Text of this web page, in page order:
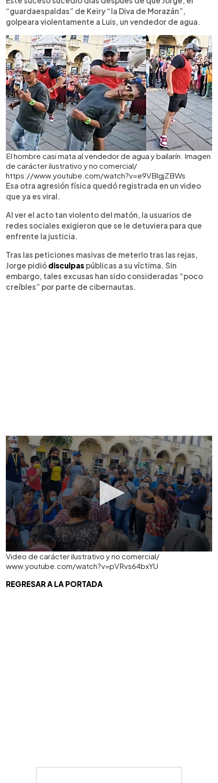
“guardaespaldas” de Keiry “la Diva de Morazán”,
golpeara violentamente a Luis, un vendedor de agua.
El hombre casi mata al vendedor de agua y bailarín. Imagen
de carácter ilustrativo y no comercial/
https://www.youtube.com/watch?v=e9VBlgjZBWs
Esa otra agresión física quedó registrada en un video
que ya es viral.
Al ver el acto tan violento del matón, la usuarios de
redes sociales exigieron que se le detuviera para que
enfrente la justicia.
Tras las peticiones masivas de meterlo tras las rejas,
Jorge pidió disculpas públicas a su víctima. Sin
embargo, tales excusas han sido consideradas “poco
creíbles” por parte de cibernautas.
Video de carácter ilustrativo y no comercial/
www.youtube.com/watch?v=pVRvs64bxYU
REGRESAR A LA PORTADA